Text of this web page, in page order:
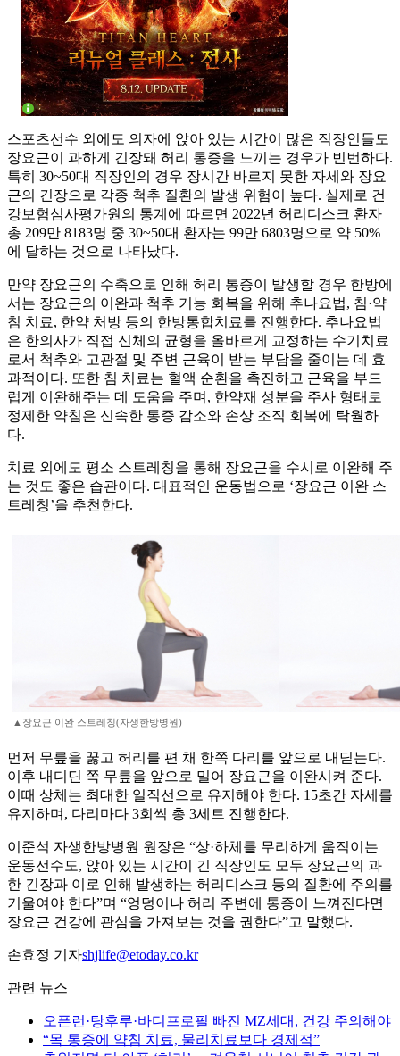
스포츠선수 외에도 의자에 앉아 있는 시간이 많은 직장인들도
장요근이 과하게 긴장돼 허리 통증을 느끼는 경우가 빈번하다.
특히 30~50대 직장인의 경우 장시간 바르지 못한 자세와 장요
근의 긴장으로 각종 척추 질환의 발생 위험이 높다. 실제로 건
강보험심사평가원의 통계에 따르면 2022년 허리디스크 환자
총 209만 8183명 중 30~50대 환자는 99만 6803명으로 약 50%
에 달하는 것으로 나타났다.
만약 장요근의 수축으로 인해 허리 통증이 발생할 경우 한방에
서는 장요근의 이완과 척추 기능 회복을 위해 추나요법, 침·약
침 치료, 한약 처방 등의 한방통합치료를 진행한다. 추나요법
은 한의사가 직접 신체의 균형을 올바르게 교정하는 수기치료
로서 척추와 고관절 및 주변 근육이 받는 부담을 줄이는 데 효
과적이다. 또한 침 치료는 혈액 순환을 촉진하고 근육을 부드
럽게 이완해주는 데 도움을 주며, 한약재 성분을 주사 형태로
정제한 약침은 신속한 통증 감소와 손상 조직 회복에 탁월하
다.
치료 외에도 평소 스트레칭을 통해 장요근을 수시로 이완해 주
는 것도 좋은 습관이다. 대표적인 운동법으로 ‘장요근 이완 스
트레칭’을 추천한다.
▲장요근 이완 스트레칭(자생한방병원)
먼저 무릎을 꿇고 허리를 편 채 한쪽 다리를 앞으로 내딛는다.
이후 내디딘 쪽 무릎을 앞으로 밀어 장요근을 이완시켜 준다.
이때 상체는 최대한 일직선으로 유지해야 한다. 15초간 자세를
유지하며, 다리마다 3회씩 총 3세트 진행한다.
이준석 자생한방병원 원장은 “상·하체를 무리하게 움직이는
운동선수도, 앉아 있는 시간이 긴 직장인도 모두 장요근의 과
한 긴장과 이로 인해 발생하는 허리디스크 등의 질환에 주의를
기울여야 한다”며 “엉덩이나 허리 주변에 통증이 느껴진다면
장요근 건강에 관심을 가져보는 것을 권한다”고 말했다.
손효정 기자shjlife@etoday.co.kr
관련 뉴스
오픈런·탕후루·바디프로필 빠진 MZ세대, 건강 주의해야
“목 통증에 약침 치료, 물리치료보다 경제적”